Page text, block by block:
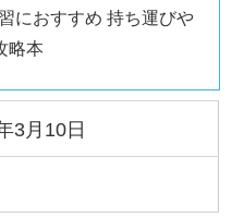
におすすめ 持ち運びや
略本
3月10日